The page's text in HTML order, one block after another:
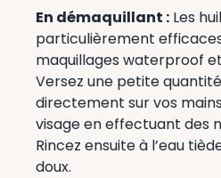
En démaquillant : Les
particulièrement
maquillages waterproof
Versez une petite
directement sur vos
visage en effectuant des
Rincez ensuite à l’eau
doux.